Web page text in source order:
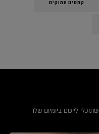
קמטים עמוקים
ליישם ביומיום שלך